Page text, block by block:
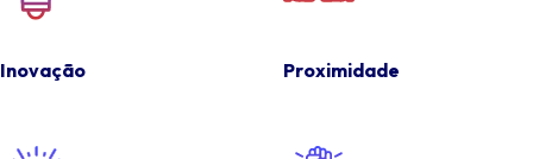
Inovação Proximidade